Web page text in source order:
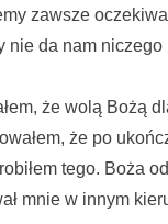
zawsze
nie da nam niczego
że wolą Bożą
że po
tego. Boża
mnie w innym